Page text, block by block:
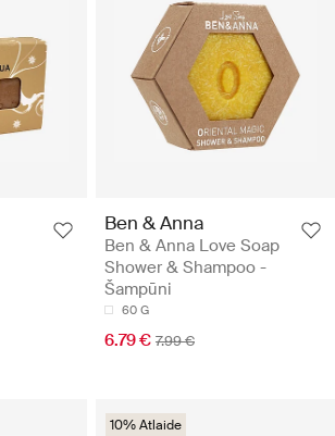
Ben & Anna
Ben & Anna Love Soap
Shower & Shampoo -
Šampūni
60 G
6.79 € 7.99 €
10% Atlaide